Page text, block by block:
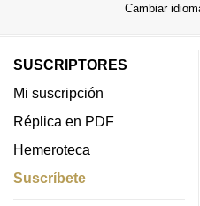
Cambiar
SUSCRIPTORES
Mi suscripción
Réplica en PDF
Hemeroteca
Suscríbete